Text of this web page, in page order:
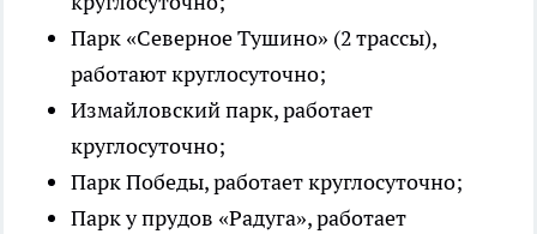
Парк «Северное Тушино» (2 трассы),
работают круглосуточно;
Измайловский парк, работает
круглосуточно;
Парк Победы, работает круглосуточно;
Парк у прудов «Радуга», работает